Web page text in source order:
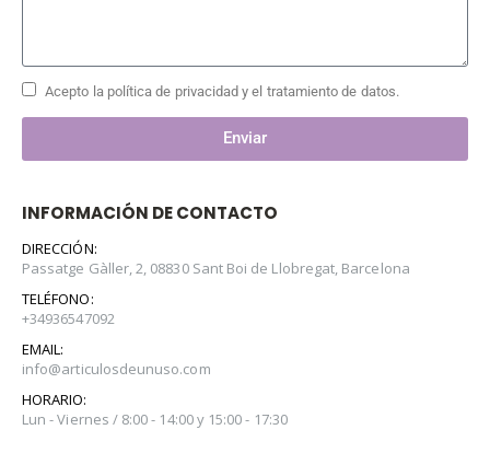
Acepto la política de privacidad y el tratamiento de datos.
Enviar
INFORMACIÓN DE CONTACTO
DIRECCIÓN:
Passatge Gàller, 2, 08830 Sant Boi de Llobregat, Barcelona
TELÉFONO:
+34936547092
EMAIL:
info@articulosdeunuso.com
HORARIO:
Lun - Viernes / 8:00 - 14:00 y 15:00 - 17:30